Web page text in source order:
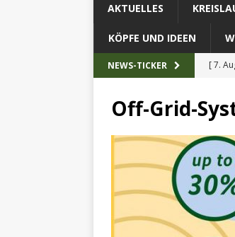
AKTUELLES
KÖPFE UND IDEEN
NEWS-TICKER [ 7.
[ 7.
Off-Grid-